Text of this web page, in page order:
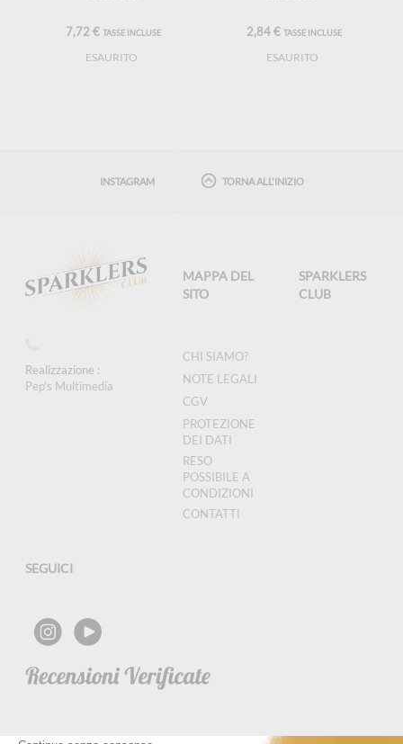
7,72 € TASSE INCLUSE
ESAURITO
2,84 € TASSE INCLUSE
ESAURITO
INSTAGRAM TORNA ALL'INIZIO
Realizzazione :
Pep's Multimedia
MAPPA DEL
SITO
CHI SIAMO?
NOTE LEGALI
CGV
PROTEZIONE
DEI DATI
RESO
POSSIBILE A
CONDIZIONI
CONTATTI
SPARKLERS
CLUB
SEGUICI